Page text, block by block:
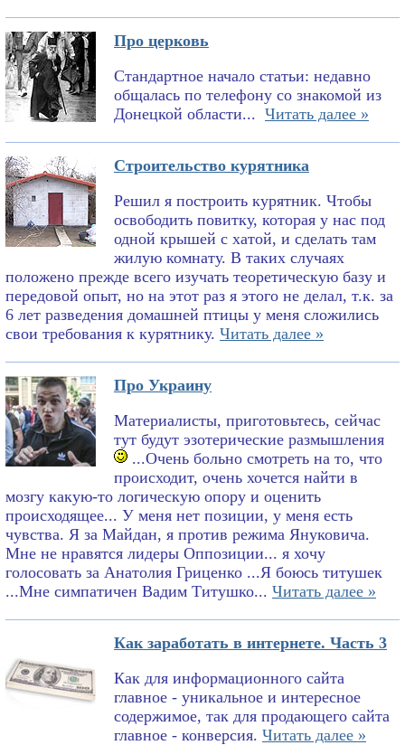
Про церковь
Стандартное начало статьи: недавно
общалась по телефону со знакомой из
Донецкой области... Читать далее »
Строительство курятника
Решил я построить курятник. Чтобы
освободить повитку, которая у нас под
одной крышей с хатой, и сделать там
жилую комнату. В таких случаях
положено прежде всего изучать теоретическую базу и
передовой опыт, но на этот раз я этого не делал, т.к. за
6 лет разведения домашней птицы у меня сложились
свои требования к курятнику. Читать далее »
Про Украину
Материалисты, приготовьтесь, сейчас
тут будут эзотерические размышления
...Очень больно смотреть на то, что
происходит, очень хочется найти в
мозгу какую-то логическую опору и оценить
происходящее... У меня нет позиции, у меня есть
чувства. Я за Майдан, я против режима Януковича.
Мне не нравятся лидеры Оппозиции... я хочу
голосовать за Анатолия Гриценко ...Я боюсь титушек
...Мне симпатичен Вадим Титушко... Читать далее »
Как заработать в интернете. Часть 3
Как для информационного сайта
главное - уникальное и интересное
содержимое, так для продающего сайта
главное - конверсия. Читать далее »